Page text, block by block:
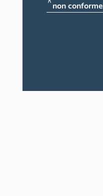
non conforme